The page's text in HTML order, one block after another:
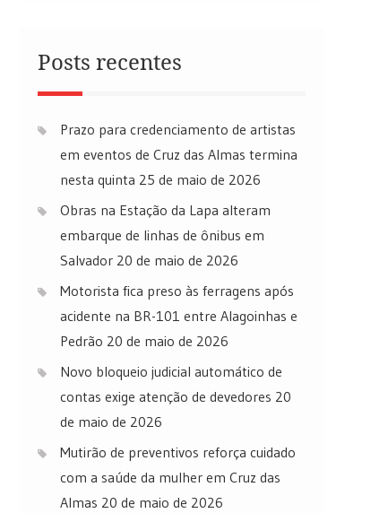
Posts recentes
Prazo para credenciamento de artistas
em eventos de Cruz das Almas termina
nesta quinta 25 de maio de 2026
Obras na Estação da Lapa alteram
embarque de linhas de ônibus em
Salvador 20 de maio de 2026
Motorista fica preso às ferragens após
acidente na BR-101 entre Alagoinhas e
Pedrão 20 de maio de 2026
Novo bloqueio judicial automático de
contas exige atenção de devedores 20
de maio de 2026
Mutirão de preventivos reforça cuidado
com a saúde da mulher em Cruz das
Almas 20 de maio de 2026